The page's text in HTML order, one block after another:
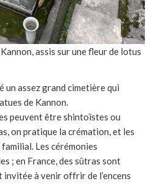
assis sur une fleur de lotus
assez grand cimetière qui
de Kannon.
peuvent être shintoïstes ou
on pratique la crémation, et les
Les cérémonies
; en France, des sûtras sont
invitée à venir offrir de l’encens